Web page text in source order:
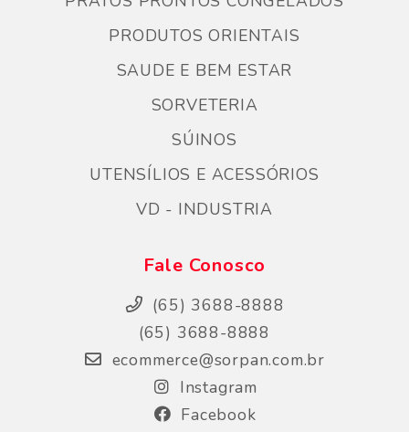
PRODUTOS ORIENTAIS
SAUDE E BEM ESTAR
SORVETERIA
SÚINOS
UTENSÍLIOS E ACESSÓRIOS
VD - INDUSTRIA
Fale Conosco
(65) 3688-8888
(65) 3688-8888
ecommerce@sorpan.com.br
Instagram
Facebook